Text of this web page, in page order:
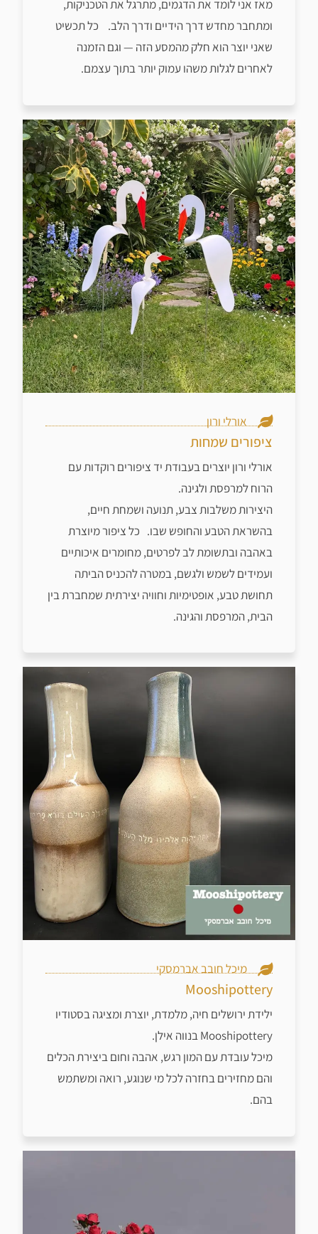
מאז אני לומד את הדגמים, מתרגל את הטכניקות,
ומתחבר מחדש דרך הידיים ודרך הלב. כל תכשיט
שאני יוצר הוא חלק מהמסע הזה — וגם הזמנה
לאחרים לגלות משהו עמוק יותר בתוך עצמם.
אורלי ורון
ציפורים שמחות
אורלי ורון יוצרים בעבודת יד ציפורים רוקדות עם
הרוח למרפסת ולגינה.
היצירות משלבות צבע, תנועה ושמחת חיים,
בהשראת הטבע והחופש שבו. כל ציפור מיוצרת
באהבה ובתשומת לב לפרטים, מחומרים איכותיים
ועמידים לשמש ולגשם, במטרה להכניס הביתה
תחושת טבע, אופטימיות וחוויה יצירתית שמחברת בין
הבית, המרפסת והגינה.
מיכל חובב אברמסקי
Mooshipottery
ילידת ירושלים חיה, מלמדת, יוצרת ומציגה בסטודיו
Mooshipottery בנווה אילן.
מיכל עובדת עם המון רגש, אהבה וחום ביצירת הכלים
והם מחזירים בחזרה לכל מי שנוגע, רואה ומשתמש
בהם.